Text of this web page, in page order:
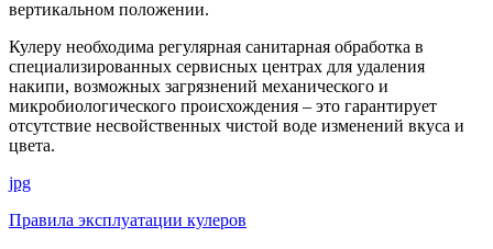
вертикальном положении.
Кулеру необходима регулярная санитарная обработка в
специализированных сервисных центрах для удаления
накипи, возможных загрязнений механического и
микробиологического происхождения – это гарантирует
отсутствие несвойственных чистой воде изменений вкуса и
цвета.
jpg
Правила эксплуатации кулеров